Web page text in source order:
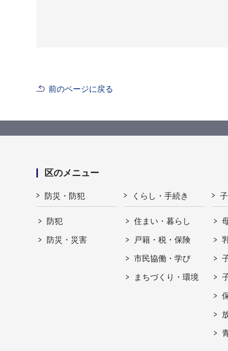
前のページに戻る
区のメニュー
防災・防犯
防犯
防災・災害
くらし・手続き
住まい・暮らし
戸籍・税・保険
市民協働・学び
まちづくり・環境